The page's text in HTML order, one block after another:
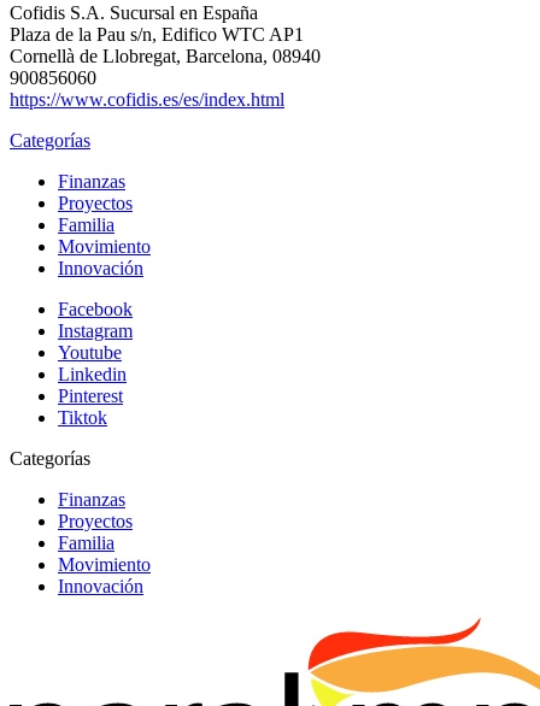
Cofidis S.A. Sucursal en España
Plaza de la Pau s/n, Edifico WTC AP1
Cornellà de Llobregat, Barcelona, 08940
900856060
https://www.cofidis.es/es/index.html
Categorías
Finanzas
Proyectos
Familia
Movimiento
Innovación
Facebook
Instagram
Youtube
Linkedin
Pinterest
Tiktok
Categorías
Finanzas
Proyectos
Familia
Movimiento
Innovación